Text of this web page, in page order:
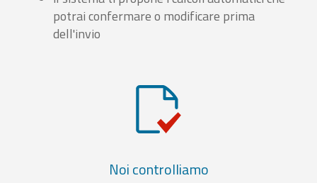
potrai confermare o modificare prima
dell'invio
Noi controlliamo